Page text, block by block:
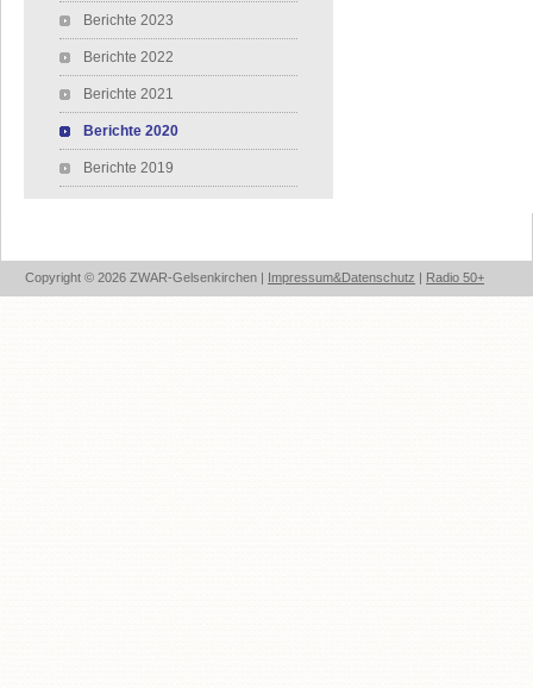
Berichte 2023
Berichte 2022
Berichte 2021
Berichte 2020
Berichte 2019
Copyright © 2026 ZWAR-Gelsenkirchen | Impressum&Datenschutz | Radio 50+